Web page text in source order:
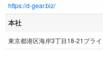
https://d-gear.biz/
本社
東京都港区海岸3丁目18-21ブラ